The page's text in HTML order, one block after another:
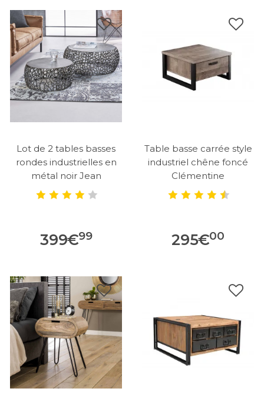
Lot de 2 tables basses
rondes industrielles en
métal noir Jean
399€99
Table basse carrée style
industriel chêne foncé
Clémentine
295€00